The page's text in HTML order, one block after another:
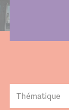
Thématique